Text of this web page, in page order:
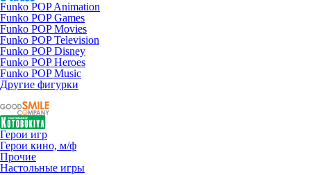
Funko POP Animation
Funko POP Games
Funko POP Movies
Funko POP Television
Funko POP Disney
Funko POP Heroes
Funko POP Music
Другие фигурки
Герои игр
Герои кино, м/ф
Прочие
Настольные игры